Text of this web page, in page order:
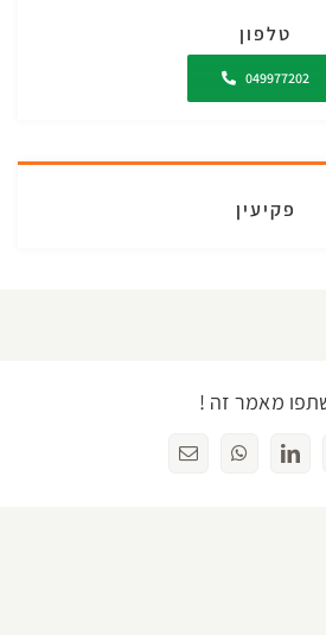
טלפון
049977202
פקיעין
מאמר זה !
LinkedIn
WhatsAppכתובת